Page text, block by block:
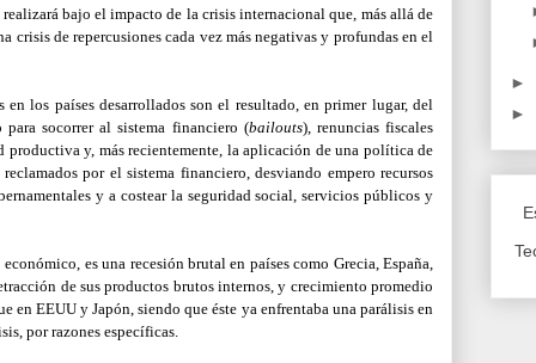
bajo el impacto de la crisis internacional que, más allá de
crisis de repercusiones cada vez más negativas y profundas en el
los países desarrollados son el resultado, en primer lugar, del
socorrer al sistema financiero (bailouts), renuncias fiscales
productiva y, más recientemente, la aplicación de una política de
por el sistema financiero, desviando empero recursos
y a costear la seguridad social, servicios públicos y
es una recesión brutal en países como Grecia, España,
de sus productos brutos internos, y crecimiento promedio
en EEUU y Japón, siendo que éste ya enfrentaba una parálisis en
por razones específicas.
►
►